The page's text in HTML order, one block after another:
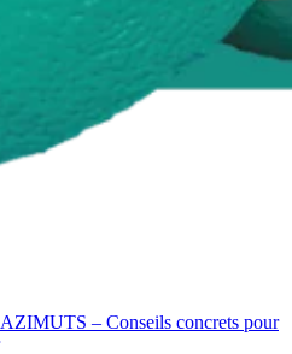
– Conseils concrets pour